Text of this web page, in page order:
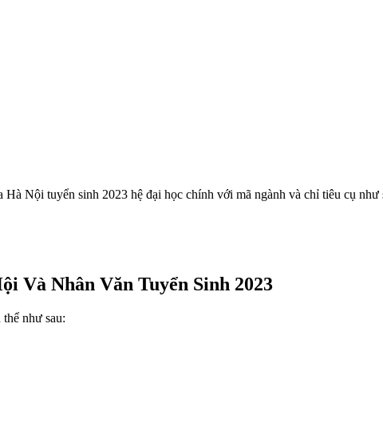
Nội tuyển sinh 2023 hệ đại học chính với mã ngành và chỉ tiêu cụ
Và Nhân Văn Tuyển Sinh 2023
như sau: